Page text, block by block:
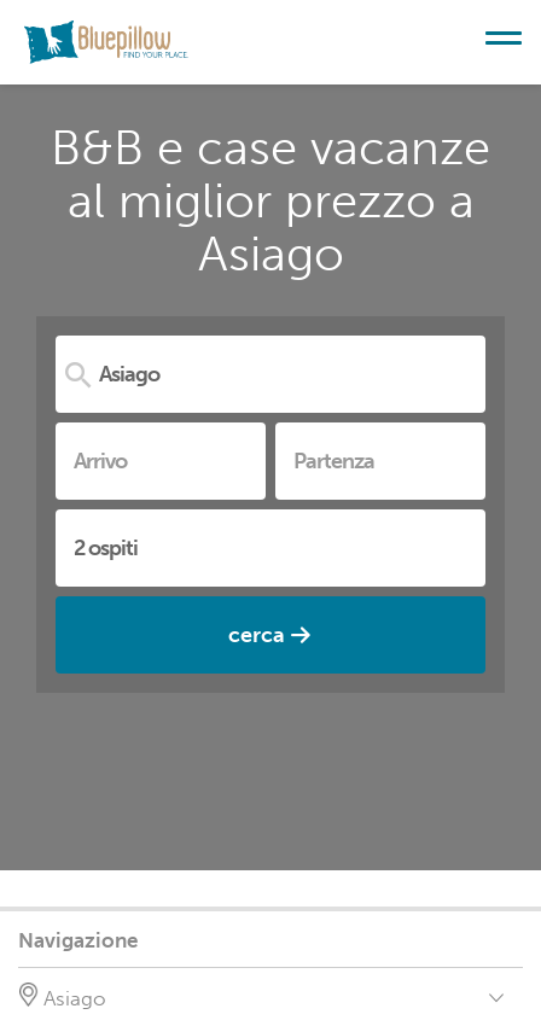
B&B e case vacanze
al miglior prezzo a
Asiago
cerca
Navigazione
Asiago